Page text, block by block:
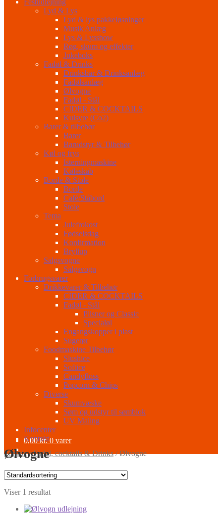
Festudlejning
Lyd & Lys
Lyd & lys pakkeløsninger
Musik Anlæg
Lys & Lysshow
Røg, skum og effekter
Jukeboks
Fadøl & Drinks
Drinksbar & Drinksanlæg
Fadølsanlæg
Ølvogne
Fadøl - Stål
CIDER & COCKTAILS
Kulsyre (Co2)
Barer & tilbehør
Barer
Barudstyr & Tilbehør
Køl og frys
Isterningmaskine
Køleskab
Borde & Stole
Borde
Café/Ståbord
Stole
Tema
Julefrokost
Fødselsdag
Konfirmation
Bryllup
Salgsvogne
Salgsvogn
Forbrugsvarer
Drikkevarer & Tilbehør
CIDER & COCKTAILS
Fadøl - Stål
Pilsner og Classic
Specialøl
Engangskopper i plast
Sugerør
Foodmaskine Tilbehør
Slushice
Softice
Candyfloss
Popcorn & Chips
Diverse
Skumvæske
Søm og udstyr til sømblok
UV Maling
Infocenter
Kontakt
0,00kr. 0 varer
Forside/Fadøl, cocktails & Drinks/Ølvogne
Ølvogne
Viser 1 resultat